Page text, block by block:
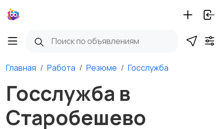
Главная Работа Резюме Госслужба
Госслужба в
Старобешево